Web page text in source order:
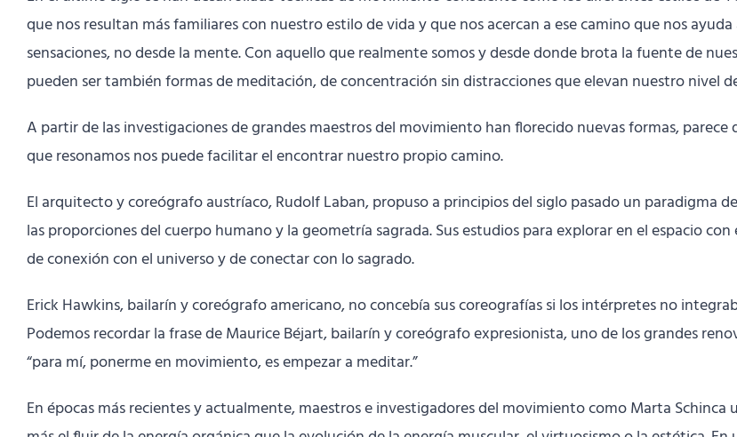
que nos resultan más familiares con nuestro estilo de vida y que nos acercan a ese camino que nos
sensaciones, no desde la mente. Con aquello que realmente somos y desde donde brota la fuente de
pueden ser también formas de meditación, de concentración sin distracciones que elevan nuestro nivel
A partir de las investigaciones de grandes maestros del movimiento han florecido nuevas formas,
que resonamos nos puede facilitar el encontrar nuestro propio camino.
El arquitecto y coreógrafo austríaco, Rudolf Laban, propuso a principios del siglo pasado un paradigma
las proporciones del cuerpo humano y la geometría sagrada. Sus estudios para explorar en el espacio
de conexión con el universo y de conectar con lo sagrado.
Erick Hawkins, bailarín y coreógrafo americano, no concebía sus coreografías si los intérpretes no
Podemos recordar la frase de Maurice Béjart, bailarín y coreógrafo expresionista, uno de los grandes
“para mí, ponerme en movimiento, es empezar a meditar.”
En épocas más recientes y actualmente, maestros e investigadores del movimiento como Marta